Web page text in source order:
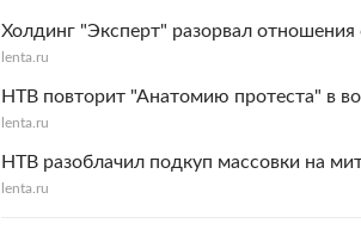
Холдинг "Эксперт" разорвал
lenta.ru
НТВ повторит "Анатомию протеста" в
lenta.ru
НТВ разоблачил подкуп массовки на
lenta.ru